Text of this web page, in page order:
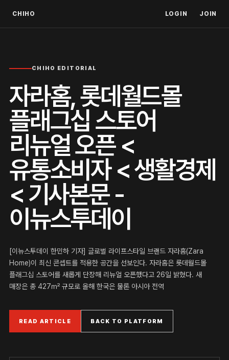
CHIHO LOGIN JOIN
CHIHO EDITORIAL
자라홈, 롯데월드몰
플래그십 스토어
리뉴얼 오픈 <
유통소비자 < 생활경제
< 기사본문 -
이뉴스투데이
[이뉴스투데이 한민하 기자] 글로벌 라이프스타일 브랜드 자라홈(Zara
Home)이 최신 콘셉트를 적용한 공간을 선보인다. 자라홈은 롯데월드몰
플래그십 스토어를 새롭게 단장해 리뉴얼 오픈했다고 26일 밝혔다. 새
매장은 총 427㎡ 규모로 올해 한국은 물론 아시아 전역
READ ARTICLE BACK TO PLATFORM